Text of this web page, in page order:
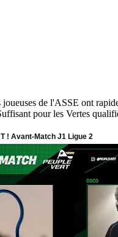
de l'ASSE ont
pour les Vertes